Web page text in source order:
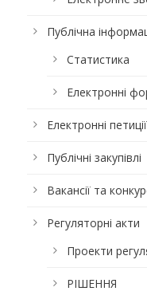
Публічна
Статистика
Електронні
Електронні петиції
Публічні закупівлі
Вакансії та
Регуляторні акти
Проекти
РІШЕННЯ